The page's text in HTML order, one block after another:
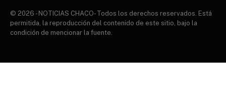
© 2026 - NOTICIAS CHACO- Todos los derechos reservados. Está
permitida, la reproducción del contenido de este sitio, bajo la
condición de mencionar la fuente.